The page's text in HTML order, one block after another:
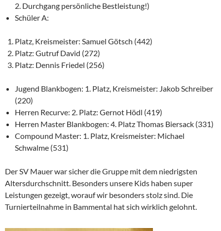
2. Durchgang persönliche Bestleistung!)
Schüler A:
Platz, Kreismeister: Samuel Götsch (442)
Platz: Gutruf David (272)
Platz: Dennis Friedel (256)
Jugend Blankbogen: 1. Platz, Kreismeister: Jakob Schreiber
(220)
Herren Recurve: 2. Platz: Gernot Hödl (419)
Herren Master Blankbogen: 4. Platz Thomas Biersack (331)
Compound Master: 1. Platz, Kreismeister: Michael
Schwalme (531)
Der SV Mauer war sicher die Gruppe mit dem niedrigsten
Altersdurchschnitt. Besonders unsere Kids haben super
Leistungen gezeigt, worauf wir besonders stolz sind. Die
Turnierteilnahme in Bammental hat sich wirklich gelohnt.